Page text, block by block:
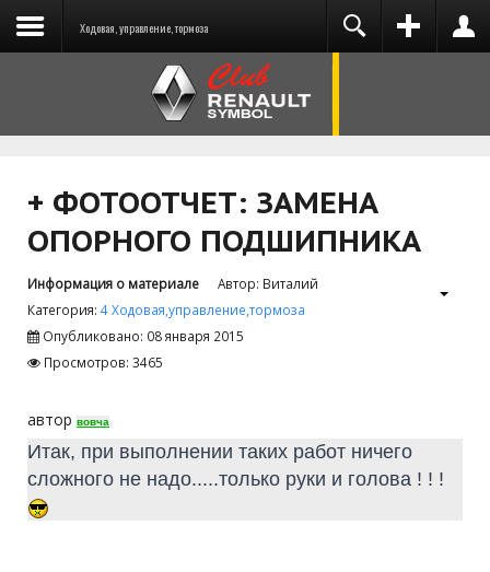
Ходовая, управление, тормоза
ВОЙТИ
You need to enable user registration from User
Manager/Options in the backend of Joomla
before this module will activate.
+ ФОТООТЧЕТ: ЗАМЕНА
ОПОРНОГО ПОДШИПНИКА
Информация о материале Автор: Виталий
Категория: 4 Ходовая,управление,тормоза
Опубликовано: 08 января 2015
Просмотров: 3465
автор вовча
Итак, при выполнении таких работ ничего
сложного не надо.....только руки и голова ! ! !